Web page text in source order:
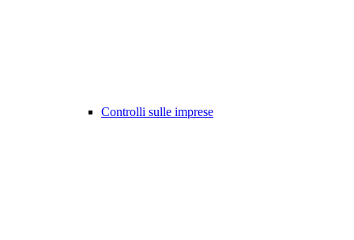
Controlli sulle imprese